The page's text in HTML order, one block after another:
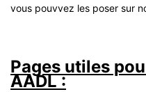
vous pouvvez les poser sur
Pages utiles
AADL :